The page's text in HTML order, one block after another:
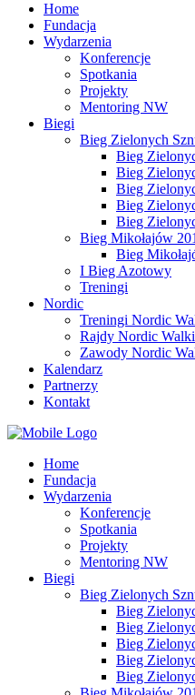
Home
Fundacja
Wydarzenia
Konferencje
Spotkania
Projekty
Mentoring NW
Biegi
Bieg Zielonych
Bieg
Bieg
Bieg
Bieg
Bieg
Bieg Mikołajów
Bieg
I Bieg Azotowy
Treningi
Nordic
Treningi Nordic
Rajdy Nordic
Zawody Nordic
Kalendarz
Partnerzy
Kontakt
Home
Fundacja
Wydarzenia
Konferencje
Spotkania
Projekty
Mentoring NW
Biegi
Bieg Zielonych
Bieg
Bieg
Bieg
Bieg
Bieg